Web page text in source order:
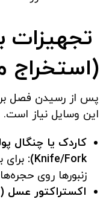
پس از رسیدن فصل
این وسایل نیاز است.
Knife/Fork):
زنبورها روی
اکستراکتور عسل (Honey Extractor):